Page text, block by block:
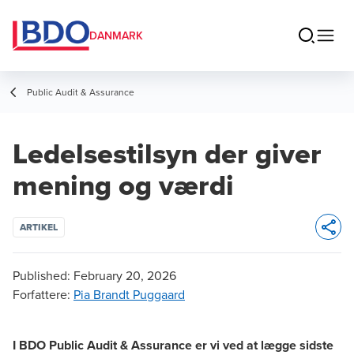
DANMARK
Public Audit & Assurance
Ledelsestilsyn der giver
mening og værdi
ARTIKEL
Published: February 20, 2026
Forfattere: Pia Brandt Puggaard
I BDO Public Audit & Assurance er vi ved at lægge sidste